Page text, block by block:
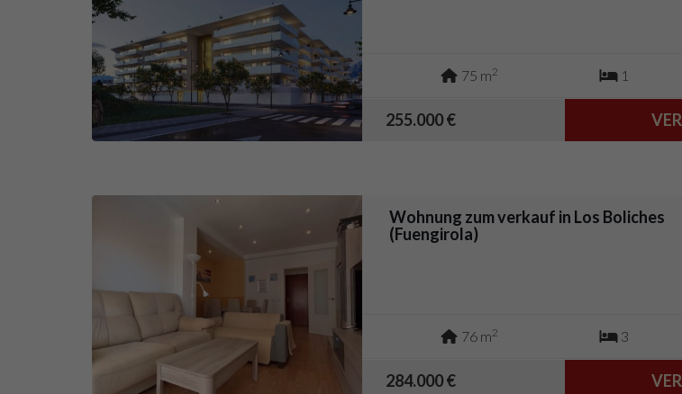
75 m2 1
255.000 € VER
Wohnung zum verkauf in Los Boliches
(Fuengirola)
76 m2 3
284.000 € VER